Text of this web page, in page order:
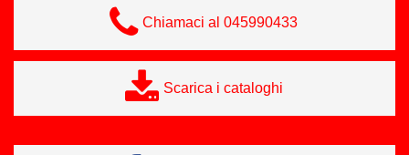
Chiamaci al 045990433
Scarica i cataloghi